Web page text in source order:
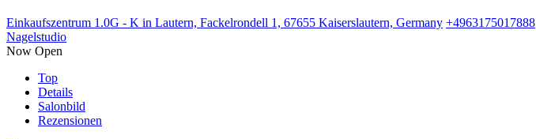
Einkaufszentrum 1.0G - K in Lautern, Fackelrondell 1, 67655 Kaiserslautern, Germany +4963175017888
Nagelstudio
Now Open
Top
Details
Salonbild
Rezensionen